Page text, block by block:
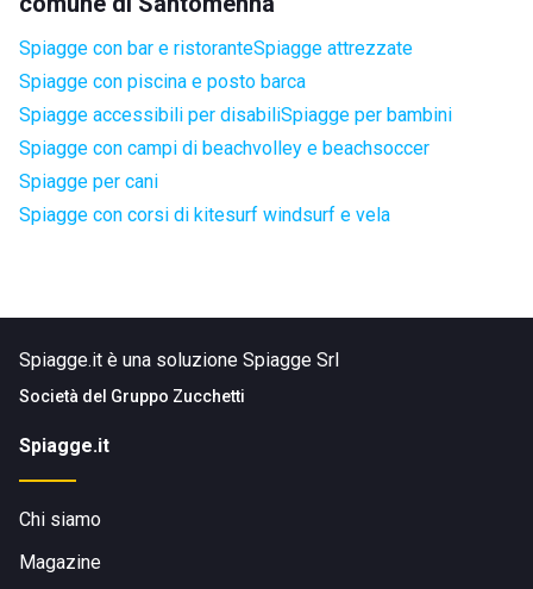
Spiagge con bar e ristoranteSpiagge attrezzate
Spiagge con piscina e posto barca
Spiagge accessibili per disabiliSpiagge per bambini
Spiagge con campi di beachvolley e beachsoccer
Spiagge per cani
Spiagge con corsi di kitesurf windsurf e vela
Spiagge.it è una soluzione Spiagge Srl
Società del Gruppo Zucchetti
Spiagge.it
Chi siamo
Magazine